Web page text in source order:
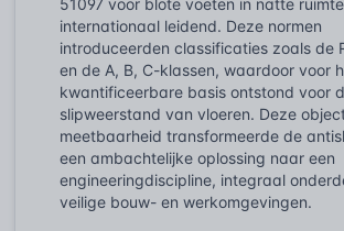
internationaal leidend. Deze normen
introduceerden classificaties zoals de
en de A, B, C-klassen, waardoor voor
kwantificeerbare basis ontstond voor
slipweerstand van vloeren. Deze
meetbaarheid transformeerde de
een ambachtelijke oplossing naar een
engineeringdiscipline, integraal
veilige bouw- en werkomgevingen.